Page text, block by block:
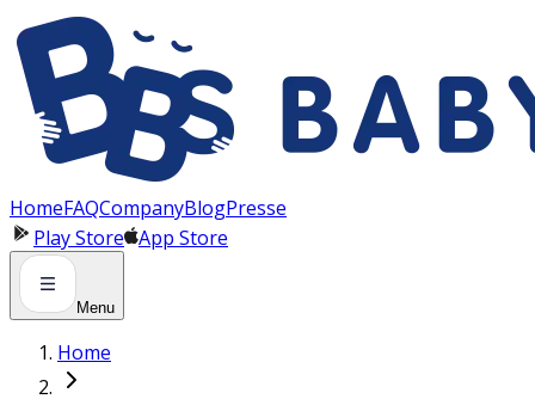
HomeFAQCompanyBlogPresse
Play Store App Store
Menu
Home
Panneau de gestion des cookies